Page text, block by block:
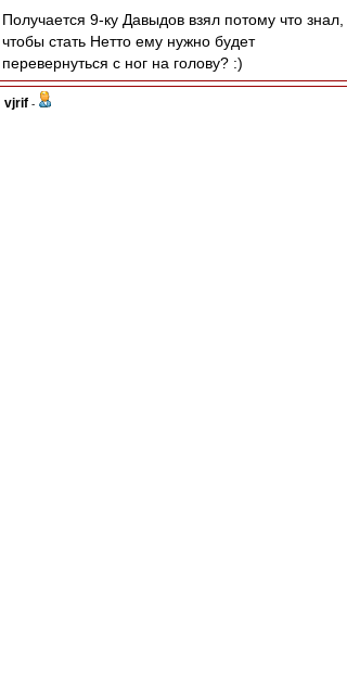
Получается 9-ку Давыдов взял потому что знал,
чтобы стать Нетто ему нужно будет
перевернуться с ног на голову? :)
vjrif -